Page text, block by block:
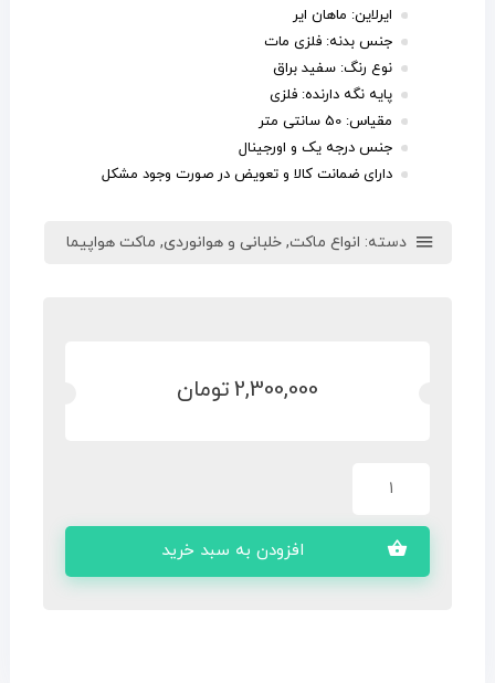
ایرلاین: ماهان ایر
جنس بدنه: فلزی مات
نوع رنگ: سفید براق
پایه نگه دارنده: فلزی
مقیاس: 50 سانتی متر
جنس درجه یک و اورجینال
دارای ضمانت کالا و تعویض در صورت وجود مشکل
دسته: انواع ماکت, خلبانی و هوانوردی, ماکت هواپیما
2,300,000تومان
افزودن به سبد خرید